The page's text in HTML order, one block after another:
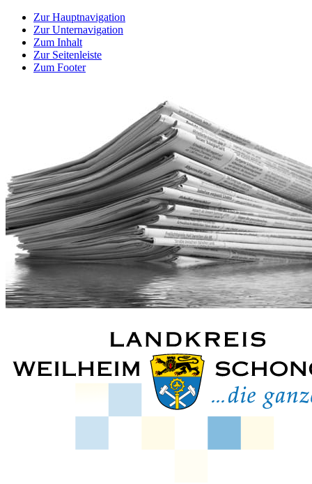
Zur Hauptnavigation
Zur Unternavigation
Zum Inhalt
Zur Seitenleiste
Zum Footer